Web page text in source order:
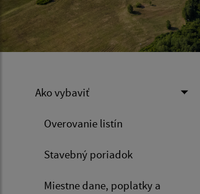
Ako vybaviť
Overovanie listín
Stavebný poriadok
Miestne dane, poplatky a